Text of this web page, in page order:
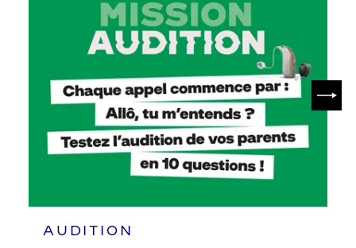
AUDITION